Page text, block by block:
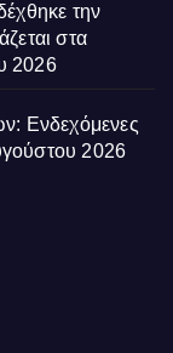
την
στα
2026
Ενδεχόμενες
2026